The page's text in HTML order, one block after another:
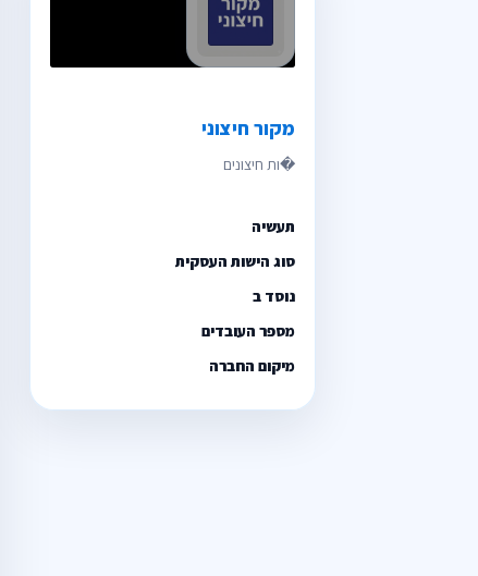
מקור חיצוני
תעשיה
סוג הישות העסקית
נוסד ב
מספר העובדים
מיקום החברה